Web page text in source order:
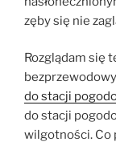
zęby się nie
Rozglądam się
do stacji
do stacji
wilgotności. Co